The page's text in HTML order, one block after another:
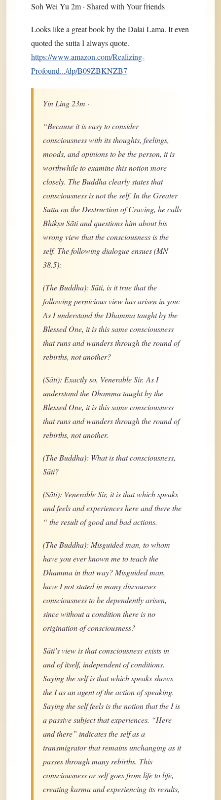
Soh Wei Yu 2m · Shared with Your friends
Looks like a great book by the Dalai Lama. It even
quoted the sutta I always quote.
https://www.amazon.com/Realizing-
Profound.../dp/B09ZBKNZB7
Yin Ling 23m ·
“Because it is easy to consider
consciousness with its thoughts, feelings,
moods, and opinions to be the person, it is
worthwhile to examine this notion more
closely. The Buddha clearly states that
consciousness is not the self. In the Greater
Sutta on the Destruction of Craving, he calls
Bhikṣu Sāti and questions him about his
wrong view that the consciousness is the
self. The following dialogue ensues (MN
38.5):
(The Buddha): Sāti, is it true that the
following pernicious view has arisen in you:
As I understand the Dhamma taught by the
Blessed One, it is this same consciousness
that runs and wanders through the round of
rebirths, not another?
(Sāti): Exactly so, Venerable Sir. As I
understand the Dhamma taught by the
Blessed One, it is this same consciousness
that runs and wanders through the round of
rebirths, not another.
(The Buddha): What is that consciousness,
Sāti?
(Sāti): Venerable Sir, it is that which speaks
and feels and experiences here and there the
“ the result of good and bad actions.
(The Buddha): Misguided man, to whom
have you ever known me to teach the
Dhamma in that way? Misguided man,
have I not stated in many discourses
consciousness to be dependently arisen,
since without a condition there is no
origination of consciousness?
Sāti’s view is that consciousness exists in
and of itself, independent of conditions.
Saying the self is that which speaks shows
the I as an agent of the action of speaking.
Saying the self feels is the notion that the I is
a passive subject that experiences. “Here
and there” indicates the self as a
transmigrator that remains unchanging as it
passes through many rebirths. This
consciousness or self goes from life to life,
creating karma and experiencing its results,